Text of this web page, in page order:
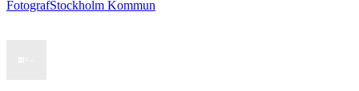
FotografStockholm Kommun